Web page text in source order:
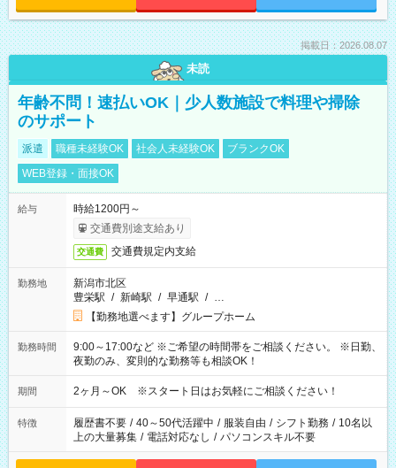
掲載日：2026.08.07
未読
年齢不問！速払いOK｜少人数施設で料理や掃除
のサポート
派遣 職種未経験OK 社会人未経験OK
ブランクOK
WEB登録・面接OK
給与
時給1200円～
交通費別途支給あり
交通費 交通費規定内支給
勤務地
新潟市北区
豊栄駅 / 新崎駅 / 早通駅 / …
【勤務地選べます】グループホーム
勤務時間
9:00～17:00など ※ご希望の時間帯をご相談ください。 ※日勤、
夜勤のみ、変則的な勤務等も相談OK！
期間 2ヶ月～OK ※スタート日はお気軽にご相談ください！
特徴 履歴書不要 / 40～50代活躍中 / 服装自由 / シフト勤務 / 10名以
上の大量募集 / 電話対応なし / パソコンスキル不要